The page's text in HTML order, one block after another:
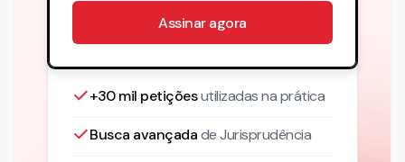
Assinar agora
+30 mil petiçõesutilizadas na prática
Busca avançadade Jurisprudência